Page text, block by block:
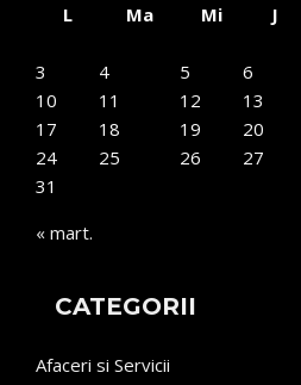
L
Ma Mi J
3
4 5 6
10
11 12 13
17
18 19 20
24
25 26 27
31
« mart.
CATEGORII
Afaceri si Servicii